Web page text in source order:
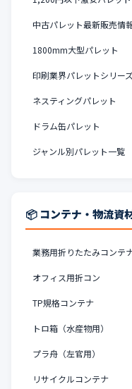
中古パレット最新販売情
1800mm大型パレット
印刷業界パレットシリー
ネスティングパレット
ドラム缶パレット
ジャンル別パレット一覧
📦 コンテナ・物流資
業務用折りたたみコンテ
オフィス用折コン
TP規格コンテナ
トロ箱（水産物用）
プラ舟（左官用）
リサイクルコンテナ